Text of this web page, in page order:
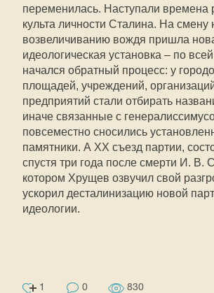
переменилась. Наступали времена
культа личности Сталина. На смену
возвеличиванию вождя пришла
идеологическая установка – по
начался обратный процесс: у
площадей, учреждений,
предприятий стали отбирать
иначе связанные с
повсеместно сносились
памятники. А ХХ съезд партии,
спустя три года после смерти И. В.
котором Хрущев озвучил свой
ускорил десталинизацию новой
идеологии.
1 0 830